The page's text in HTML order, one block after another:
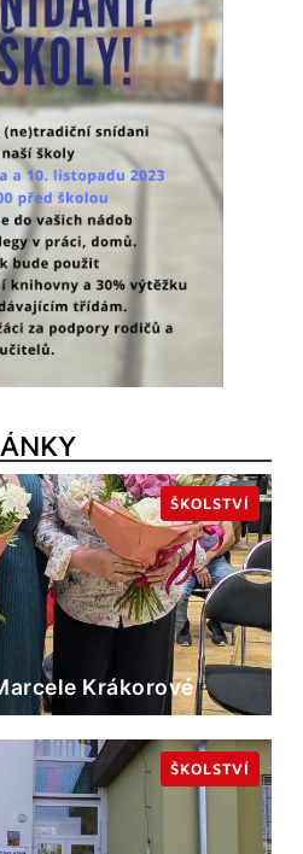
Krákorové
ŠKOLSTVÍ
ŠKOLSTVÍ